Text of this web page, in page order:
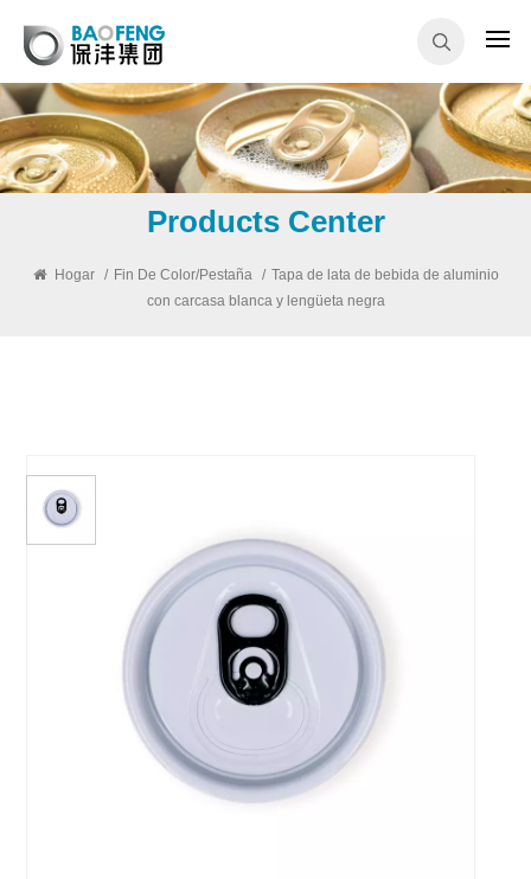
Products Center
Hogar / Fin De Color/pestaña / Tapa de lata de bebida de aluminio
con carcasa blanca y lengüeta negra
Tapa De Lata De Bebida De
Aluminio Con Carcasa Blanca
Y Lengüeta Negra
Baofeng ofrece una variedad de tapas de latas de aluminio